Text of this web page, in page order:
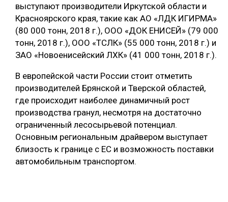
выступают производители Иркутской области и
Красноярского края, такие как АО «ЛДК ИГИРМА»
(80 000 тонн, 2018 г.), ООО «ДОК ЕНИСЕЙ» (79 000
тонн, 2018 г.), ООО «ТСЛК» (55 000 тонн, 2018 г.) и
ЗАО «Новоенисейский ЛХК» (41 000 тонн, 2018 г.).
В европейской части России стоит отметить
производителей Брянской и Тверской областей,
где происходит наиболее динамичный рост
производства гранул, несмотря на достаточно
ограниченный лесосырьевой потенциал.
Основным региональным драйвером выступает
близость к границе с ЕС и возможность поставки
автомобильным транспортом.